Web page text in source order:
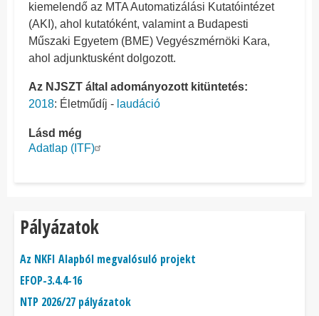
kiemelendő az MTA Automatizálási Kutatóintézet
(AKI), ahol kutatóként, valamint a Budapesti
Műszaki Egyetem (BME) Vegyészmérnöki Kara,
ahol adjunktusként dolgozott.
Az NJSZT által adományozott kitüntetés:
2018: Életműdíj - laudáció
Lásd még
Adatlap (ITF)
Pályázatok
Az NKFI Alapból megvalósuló projekt
EFOP-3.4.4-16
NTP 2026/27 pályázatok